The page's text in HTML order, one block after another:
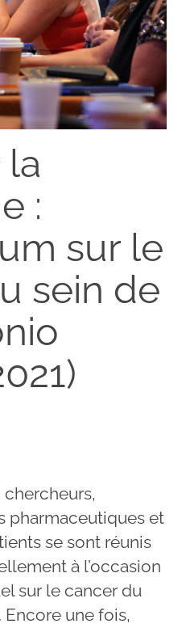
la
:
sur le
sein de
pharmaceutiques et
se sont réunis
à l’occasion
sur le cancer du
Encore une fois,